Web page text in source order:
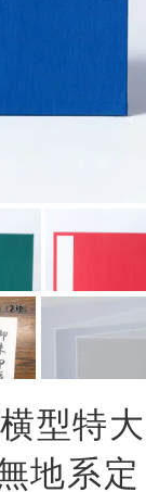
型特大
地系定